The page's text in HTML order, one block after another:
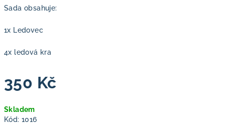
Sada obsahuje:
1x Ledovec
4x ledová kra
350 Kč
cena:
Skladem
Kód: 1016